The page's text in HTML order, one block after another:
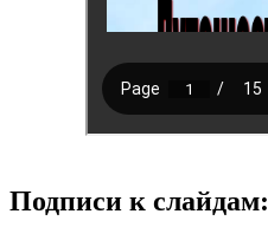
Подписи к слайдам: